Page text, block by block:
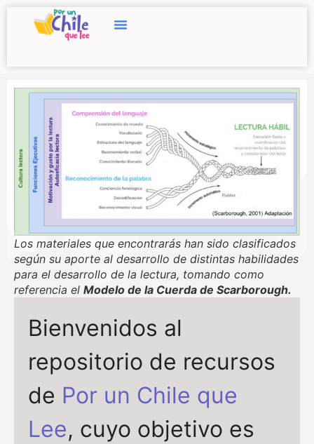
Bienvenidos al
repositorio de recursos
de Por un Chile que
Lee, cuyo objetivo es
Los materiales que encontrarás han sido clasificados
según su aporte al desarrollo de distintas habilidades
para el desarrollo de la lectura, tomando como
referencia el Modelo de la Cuerda de Scarborough.